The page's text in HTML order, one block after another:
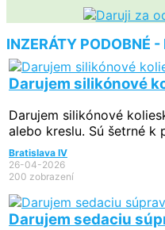
INZERÁTY PODOBNÉ
Darujem silikónové
Darujem silikónové
alebo kreslu. Sú šetrné k
Bratislava IV
26-04-2026
200 zobrazení
Darujem sedaciu